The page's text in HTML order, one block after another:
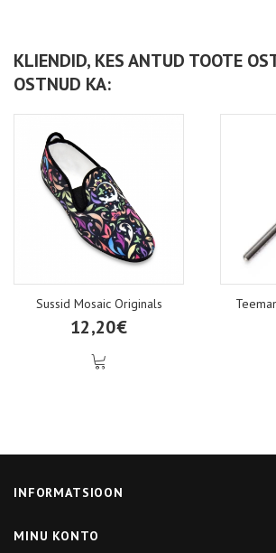
KLIENDID, KES ANTUD TOOTE
OSTNUD KA:
Sussid Mosaic Originals
12,20€
INFORMATSIOON
MINU KONTO